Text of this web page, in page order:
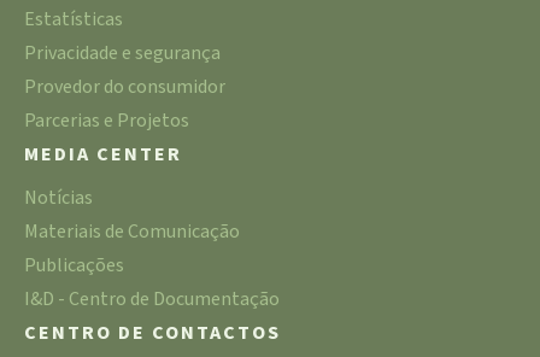
Estatísticas
Privacidade e segurança
Provedor do consumidor
Parcerias e Projetos
MEDIA CENTER
Notícias
Materiais de Comunicação
Publicações
I&D - Centro de Documentação
CENTRO DE CONTACTOS